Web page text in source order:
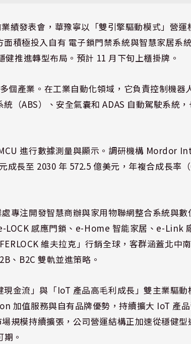
績發表會，華豫寧以「雙引擎驅動模式」營運
積極投入自有 電子鎖門禁系統與智慧家居系
推進轉型布局。預計 11 月下旬上櫃掛牌。
個產業。在工業自動化領域，它負責控制機器
（ABS）、安全氣囊和 ADAS 自動駕駛系統
進行數據測量與顯示。調研機構 Mordor
成長至 2030 年 572.5 億美元，年複合成長率
專注開發智慧商辦與家用物聯網整合系統與數
LOCK 感應門鎖、e-Home 智能家居、e-Link
維夫拉克」行銷全球，客群涵蓋北中
、B2C 雙軌並進策略。
金流」與「IoT 產品高毛利成長」雙主業驅動
加值服務與自有品牌優勢，持續擴大 IoT 產
規模持續擴張，公司營運結構正加速從穩健型
。